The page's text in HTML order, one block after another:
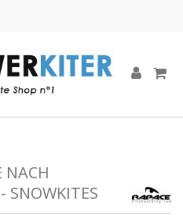
NACH
SNOWKITES